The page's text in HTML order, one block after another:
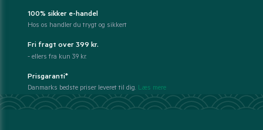
100% sikker e-handel
Hos os handler du trygt og sikkert
Fri fragt over 399 kr.
- ellers fra kun 39 kr.
Prisgaranti*
Danmarks bedste priser leveret til dig. Læs mere